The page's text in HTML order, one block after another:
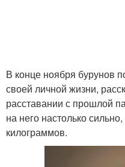
В конце ноября бурунов
своей личной жизни,
расставании с прошлой
на него настолько
килограммов.